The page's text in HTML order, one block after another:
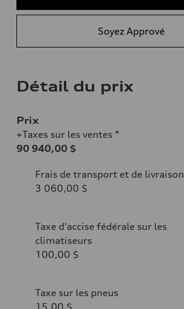
Soyez Apprové
Détail du prix
Prix
+Taxes sur les ventes *
90 940,00 $
Frais de transport et de livraison
3 060,00 $
Taxe d'accise fédérale sur les
climatiseurs
100,00 $
Taxe sur les pneus
15,00 $